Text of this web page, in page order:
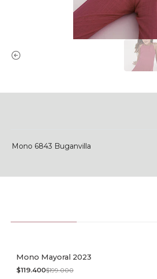
Mono 6843 Buganvilla
-40% OFF
Mono Mayoral 2023
$119.400$199.000